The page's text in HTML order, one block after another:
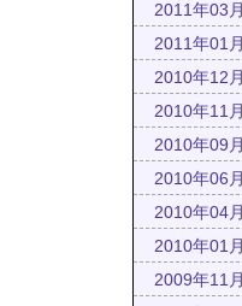
2011年03月
2011年01月
2010年12月
2010年11月
2010年09月
2010年06月
2010年04月
2010年01月
2009年11月